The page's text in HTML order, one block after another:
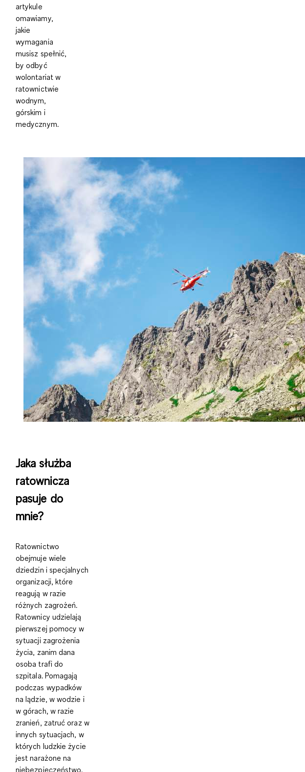
artykule
omawiamy,
jakie
wymagania
musisz spełnić,
by odbyć
wolontariat w
ratownictwie
wodnym,
górskim i
medycznym.
Jaka służba
ratownicza
pasuje do
mnie?
Ratownictwo
obejmuje wiele
dziedzin i specjalnych
organizacji, które
reagują w razie
różnych zagrożeń.
Ratownicy udzielają
pierwszej pomocy w
sytuacji zagrożenia
życia, zanim dana
osoba trafi do
szpitala. Pomagają
podczas wypadków
na lądzie, w wodzie i
w górach, w razie
zranień, zatruć oraz w
innych sytuacjach, w
których ludzkie życie
jest narażone na
niebezpieczeństwo.